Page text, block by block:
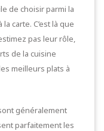
de choisir parmi la
carte. C’est là que
pas leur rôle,
de la cuisine
meilleurs plats à
généralement
parfaitement les